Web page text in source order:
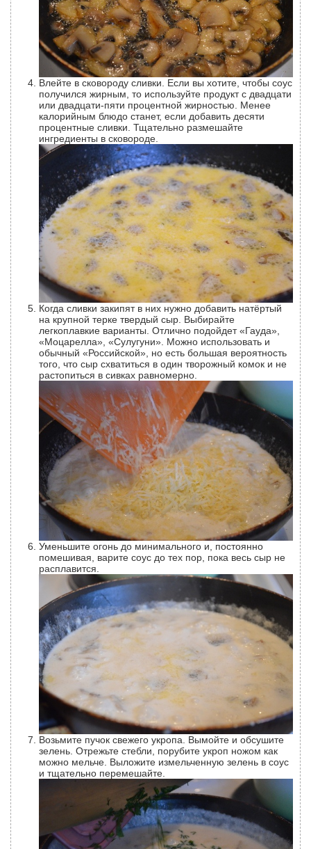
Влейте в сковороду сливки. Если вы хотите, чтобы соус
получился жирным, то используйте продукт с двадцати
или двадцати-пяти процентной жирностью. Менее
калорийным блюдо станет, если добавить десяти
процентные сливки. Тщательно размешайте
ингредиенты в сковороде.
Когда сливки закипят в них нужно добавить натёртый
на крупной терке твердый сыр. Выбирайте
легкоплавкие варианты. Отлично подойдет «Гауда»,
«Моцарелла», «Сулугуни». Можно использовать и
обычный «Российской», но есть большая вероятность
того, что сыр схватиться в один творожный комок и не
растопиться в сивках равномерно.
Уменьшите огонь до минимального и, постоянно
помешивая, варите соус до тех пор, пока весь сыр не
расплавится.
Возьмите пучок свежего укропа. Вымойте и обсушите
зелень. Отрежьте стебли, порубите укроп ножом как
можно мельче. Выложите измельченную зелень в соус
и тщательно перемешайте.